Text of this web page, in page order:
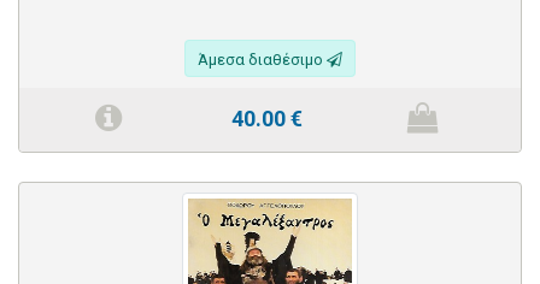
Άμεσα διαθέσιμο
40.00€